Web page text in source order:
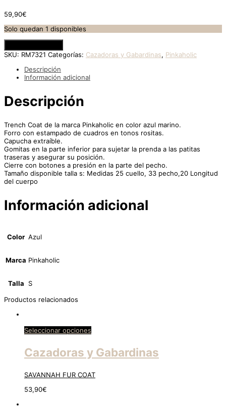
59,90€
Solo quedan 1 disponibles
SKU: RM7321 Categorías: Cazadoras y Gabardinas, Pinkaholic
Descripción
Información adicional
Descripción
Trench Coat de la marca Pinkaholic en color azul marino.
Forro con estampado de cuadros en tonos rositas.
Capucha extraíble.
Gomitas en la parte inferior para sujetar la prenda a las patitas
traseras y asegurar su posición.
Cierre con botones a presión en la parte del pecho.
Tamaño disponible talla s: Medidas 25 cuello, 33 pecho,20 Longitud
del cuerpo
Información adicional
Color Azul
Marca Pinkaholic
Talla
S
Productos relacionados
Seleccionar opciones
Cazadoras y Gabardinas
SAVANNAH FUR COAT
53,90€